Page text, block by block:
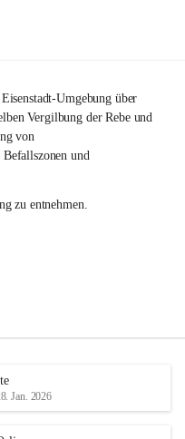
Umgebung über
Vergilbung der Rebe und
von
Befallszonen und
zu entnehmen.
Jan. 2026